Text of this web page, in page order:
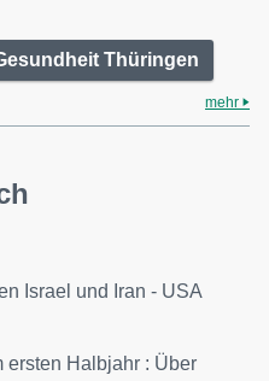
Thüringen
mehr
Israel und Iran - USA
ersten Halbjahr : Über